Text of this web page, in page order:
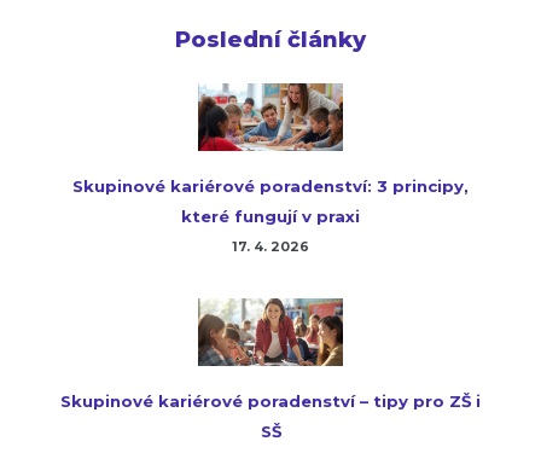
Poslední články
Skupinové kariérové poradenství: 3 principy,
které fungují v praxi
17. 4. 2026
Skupinové kariérové poradenství – tipy pro ZŠ i
SŠ